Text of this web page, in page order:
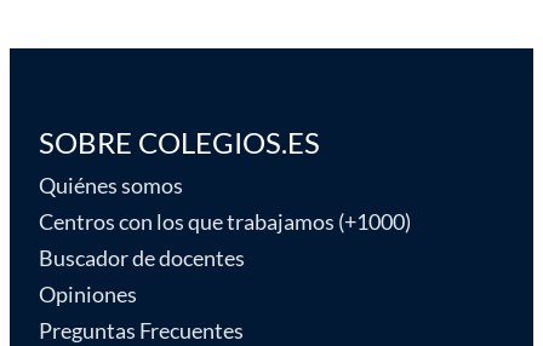
SOBRE COLEGIOS.ES
Quiénes somos
Centros con los que trabajamos (+1000)
Buscador de docentes
Opiniones
Preguntas Frecuentes